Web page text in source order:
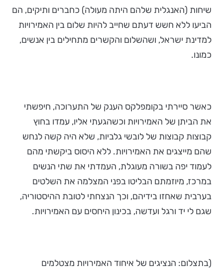
שיחות (האנגלית שלהם היתה מעולה) כחברים ותיקים, הם
הביעו ללא חשש דעתם שחייב להיות שלום בין האמירויות
למדינת ישראל, ושהשלום והקשרים מתחילים בין אנשים,
כמונו.
כאשר סיירתי בקומפלקס הענק של התערוכה, חיפשתי
את הביתן של האמירויות וכשהגעתי אליו, עמדו בחוץ
קבוצות קבוצות של לובשי גלביות, שלא היה קשה לנחש
שהם מייצגים את האמירויות. ללא היסוס ביקשתי מהם
לעמוד יפה בשורה מעוגלת, העמדתי את שתי הנשים
במרכז, מיוזמתם הבליטו בפני המצלמה את השלטים
בערבית שאחזו בידיהם, וכך הנצחתי לטובת ההיסטוריה,
שגם לי יד ורגל ועדשה, בכינון היחסים עם האמירויות.
(בתצלום: הנציגים של איחוד האמירויות מצטלמים